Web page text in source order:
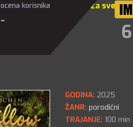
Za sve
ocena korisnika
-
GODINA: 2025
ŽANR: porodični
TRAJANJE: 100 min